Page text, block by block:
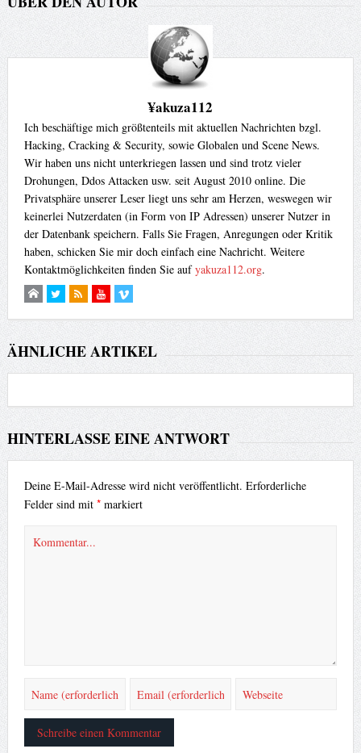
¥akuza112
Ich beschäftige mich größtenteils mit aktuellen Nachrichten bzgl.
Hacking, Cracking & Security, sowie Globalen und Scene News.
Wir haben uns nicht unterkriegen lassen und sind trotz vieler
Drohungen, Ddos Attacken usw. seit August 2010 online. Die
Privatsphäre unserer Leser liegt uns sehr am Herzen, weswegen wir
keinerlei Nutzerdaten (in Form von IP Adressen) unserer Nutzer in
der Datenbank speichern. Falls Sie Fragen, Anregungen oder Kritik
haben, schicken Sie mir doch einfach eine Nachricht. Weitere
Kontaktmöglichkeiten finden Sie aufyakuza112.org.
ÄHNLICHE ARTIKEL
HINTERLASSE EINE ANTWORT
Deine E-Mail-Adresse wird nicht veröffentlicht. Erforderliche
Felder sind mit *markiert